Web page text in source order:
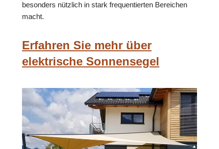
besonders nützlich in stark frequentierten Bereichen
macht.
Erfahren Sie mehr über
elektrische Sonnensegel